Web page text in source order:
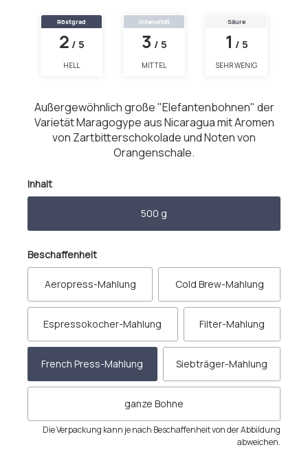
Röstgrad
2 / 5
HELL
Intensität
3 / 5
MITTEL
Säure
1 / 5
SEHR WENIG
Außergewöhnlich große "Elefantenbohnen" der
Varietät Maragogype aus Nicaragua mit Aromen
von Zartbitterschokolade und Noten von
Orangenschale.
Inhaltauswählen
500 g
Beschaffenheitauswählen
Aeropress-Mahlung Cold Brew-Mahlung
Espressokocher-Mahlung Filter-Mahlung
French Press-Mahlung Siebträger-Mahlung
ganze Bohne
Die Verpackung kann je nach Beschaffenheit von der Abbildung
abweichen.